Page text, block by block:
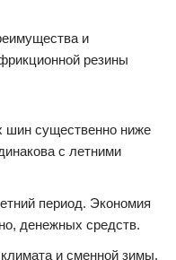
и
резины
шин существенно ниже
с летними
период. Экономия
денежных средств.
и сменной зимы.